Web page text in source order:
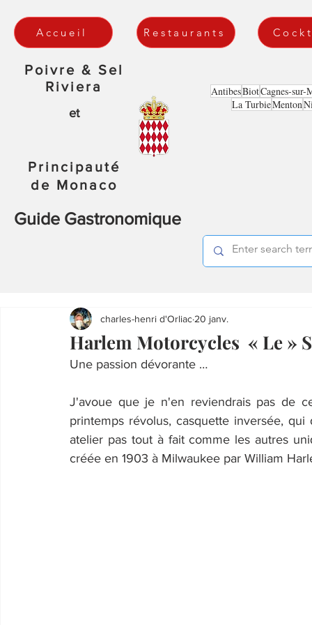
Accueil Restaurants
Poivre & Sel
Riviera
et
Principauté
de Monaco
Guide Gastronomique
AntibesBiotCagnes-sur-
La TurbieMenton
Harlem Motorcycles « Le »
charles-henri d'Orliac 20 janv.
Une passion dévorante …
J'avoue que je n'en reviendrais pas de
printemps révolus, casquette inversée,
atelier pas tout à fait comme les autres
créée en 1903 à Milwaukee par William